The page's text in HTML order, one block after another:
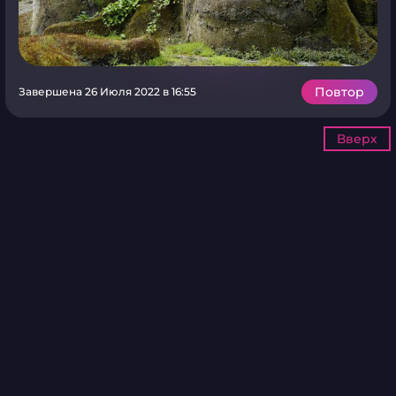
Завершена 26 Июля 2022 в 16:55 Повтор
Вверх